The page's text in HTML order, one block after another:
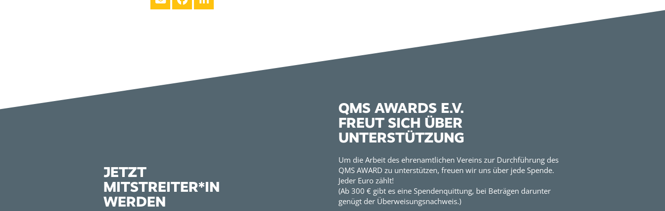
QMS AWARDS E.V.
FREUT SICH ÜBER
UNTERSTÜTZUNG
JETZT
MITSTREITER*IN
WERDEN
Um die Arbeit des ehrenamtlichen Vereins zur Durchführung des
QMS AWARD zu unterstützen, freuen wir uns über jede Spende.
Jeder Euro zählt!
(Ab 300 € gibt es eine Spendenquittung, bei Beträgen darunter
genügt der Überweisungsnachweis.)